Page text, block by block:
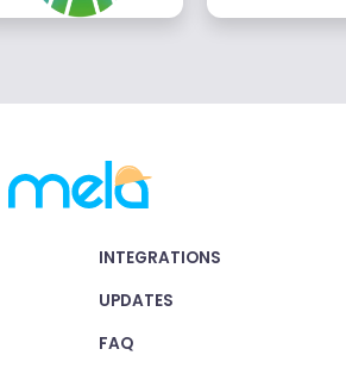
INTEGRATIONS
UPDATES
FAQ